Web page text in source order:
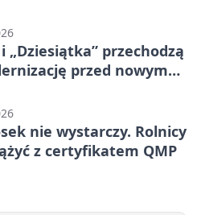
„Dziesiątka” przechodzą
przed nowym
nie wystarczy. Rolnicy
z certyfikatem QMP